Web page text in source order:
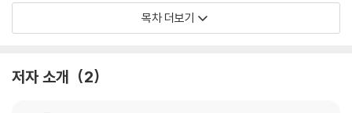
2권
9. 주(周)나라
목차 더보기
저자 소개 2